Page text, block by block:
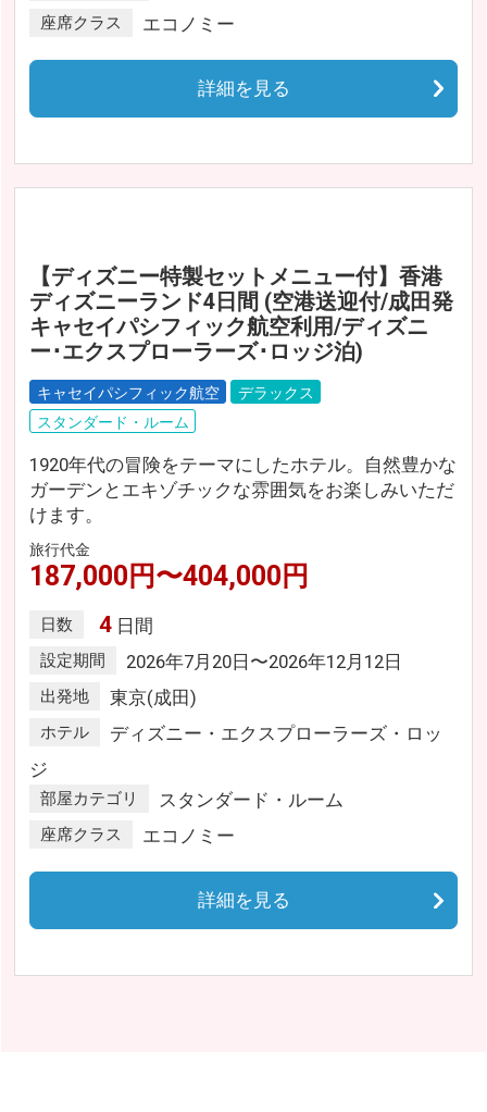
座席クラス エコノミー
詳細を見る
【ディズニー特製セットメニュー付】香港
ディズニーランド4日間 (空港送迎付/成田発
キャセイパシフィック航空利用/ディズニ
ー･エクスプローラーズ･ロッジ泊)
キャセイパシフィック航空
デラックス
スタンダード・ルーム
1920年代の冒険をテーマにしたホテル。自然豊かな
ガーデンとエキゾチックな雰囲気をお楽しみいただ
けます。
旅行代金
187,000円〜404,000円
日数 4 日間
設定期間 2026年7月20日〜2026年12月12日
出発地 東京(成田)
ホテル
ディズニー・エクスプローラーズ・ロッ
ジ
部屋カテゴリ スタンダード・ルーム
座席クラス エコノミー
詳細を見る